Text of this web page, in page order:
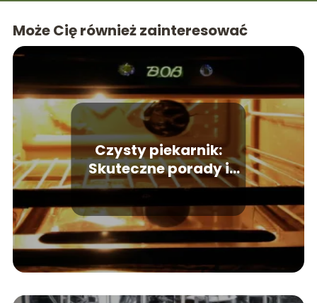
Może Cię również zainteresować
Czysty piekarnik:
Skuteczne porady i
domowe sposoby na
mycie urządzenia